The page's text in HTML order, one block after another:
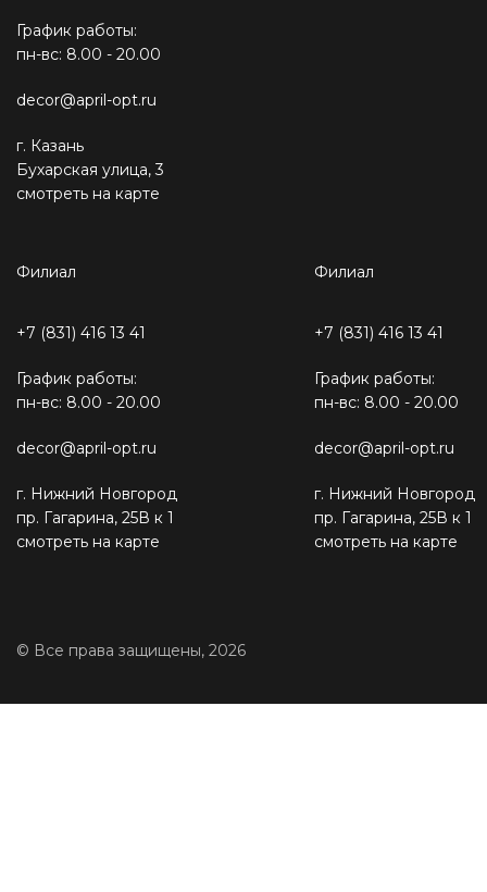
График работы:
пн-вс: 8.00 - 20.00
decor@april-opt.ru
г. Казань
Бухарская улица, 3
смотреть на карте
Филиал
+7 (831) 416 13 41
График работы:
пн-вс: 8.00 - 20.00
decor@april-opt.ru
г. Нижний Новгород
пр. Гагарина, 25В к 1
смотреть на карте
Филиал
+7 (831) 416 13 41
График работы:
пн-вс: 8.00 - 20.00
decor@april-opt.ru
г. Нижний Новгород
пр. Гагарина, 25В к 1
смотреть на карте
© Все права защищены, 2026